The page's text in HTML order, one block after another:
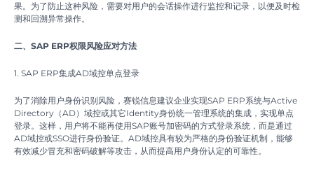
果。为了防止这种风险，需要对用户的会话操作进行监控和记录，以便及时检
测和回溯异常操作。
二、SAP ERP权限风险应对方法
1. SAP ERP集成AD域控单点登录
为了消除用户身份识别风险，赛锐信息建议企业实现SAP ERP系统与Active
Directory（AD）域控或其它Identity身份统一管理系统的集成，实现单点
登录。这样，用户将不能再使用SAP账号加密码的方式登录系统，而是通过
AD域控或SSO进行身份验证。AD域控具有较为严格的身份验证机制，能够
有效减少冒充和密码破解等攻击，从而提高用户身份认定的可靠性。